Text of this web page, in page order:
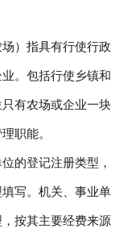
）指具有行使行政
。包括行使乡镇和
有农场或企业一块
职能。
的登记注册类型，
写。机关、事业单
按其主要经费来源